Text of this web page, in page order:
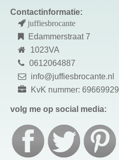
Contactinformatie:
juffiesbrocante
Edammerstraat 7
1023VA
0612064887
info@juffiesbrocante.nl
KvK nummer: 69669929
volg me op social media: